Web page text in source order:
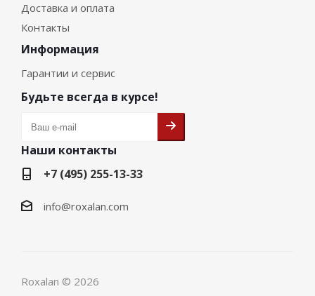
Доставка и оплата
Контакты
Информация
Гарантии и сервис
Будьте всегда в курсе!
Наши контакты
+7 (495) 255-13-33
info@roxalan.com
Roxalan © 2026